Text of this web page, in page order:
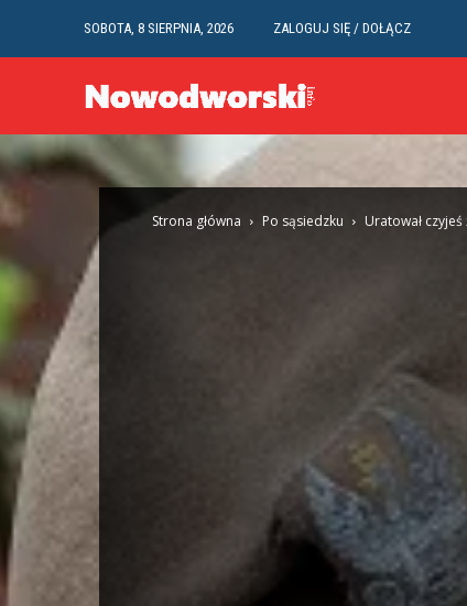
SOBOTA, 8 SIERPNIA, 2026 ZALOGUJ SIĘ / DOŁĄCZ
Strona główna Po sąsiedzku Uratował czyjeś